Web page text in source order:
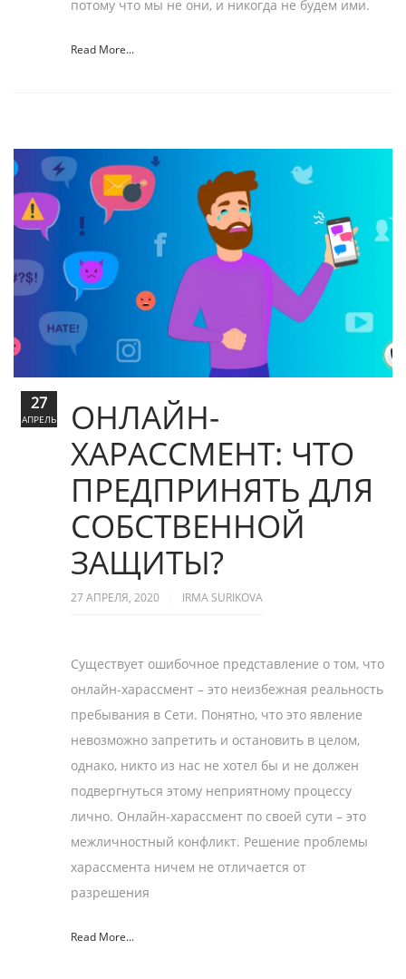
потому что мы не они, и никогда не будем ими.
Read More...
ОНЛАЙН-
ХАРАССМЕНТ: ЧТО
ПРЕДПРИНЯТЬ ДЛЯ
СОБСТВЕННОЙ
ЗАЩИТЫ?
27 АПРЕЛЯ, 2020 IRMA SURIKOVA
Существует ошибочное представление о том, что
онлайн-харасcмент – это неизбежная реальность
пребывания в Сети. Понятно, что это явление
невозможно запретить и остановить в целом,
однако, никто из нас не хотел бы и не должен
подвергнуться этому неприятному процессу
лично. Онлайн-харассмент по своей сути – это
межличностный конфликт. Решение проблемы
харасcмента ничем не отличается от
разрешения
Read More...
27
АПРЕЛЬ